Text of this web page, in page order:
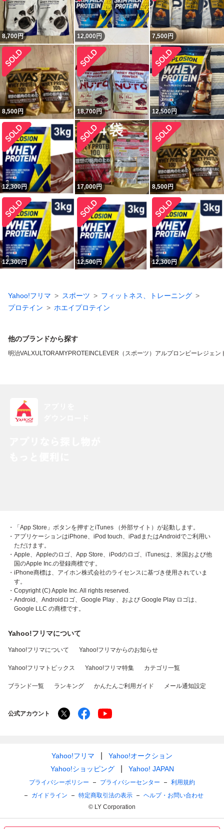
8,700円 12,000円 7,500円
8,500円 18,700円 12,500円
12,300円 17,000円 8,500円
12,300円 12,500円 12,300円
Yahoo!フリマ スポーツ
フィットネス、トレーニング
プロテイン
ホエイプロテイン
他のブランドから探す
明治VALXULTORAMYPROTEINCLEVER（スポーツ） アルプロン ビーレジェン
・「App Store」ボタンを押すとiTunes （外部サイト）が起動します。
・アプリケーションはiPhone、iPod touch、iPadまたはAndroidでご利用い
ただけます。
・Apple、Appleのロゴ、App Store、iPodのロゴ、iTunesは、米国および他
国のApple Inc.の登録商標です。
・iPhone商標は、アイホン株式会社のライセンスに基づき使用されていま
す。
・Copyright (C) Apple Inc. All rights reserved.
・Android、Androidロゴ、Google Play 、および Google Play ロゴは、
Google LLC の商標です。
Yahoo!フリマについて
Yahoo!フリマについて Yahoo!フリマからのお知らせ
Yahoo!フリマトピックス Yahoo!フリマ特集 カテゴリ一覧
ブランド一覧 ランキング かんたんご利用ガイド メール通知設定
公式アカウント
Yahoo!フリマ
Yahoo!オークション
Yahoo!ショッピング
Yahoo! JAPAN
プライバシーポリシー プライバシーセンター
利用規約
ガイドライン
特定商取引法の表示
ヘルプ・お問い合わせ
© LY Corporation